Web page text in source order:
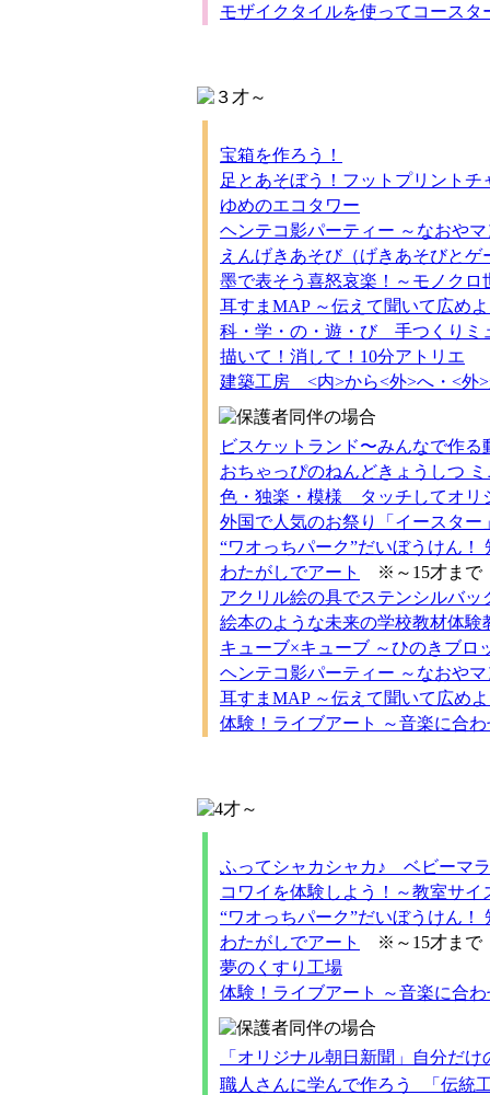
モザイクタイルを使ってコースタ
宝箱を作ろう！
足とあそぼう！フットプリントチ
ゆめのエコタワー
ヘンテコ影パーティー ～なおや
えんげきあそび（げきあそびと
墨で表そう喜怒哀楽！～モノクロ
耳すまMAP ～伝えて聞いて広め
科・学・の・遊・び 手つくりミ
描いて！消して！10分アトリエ
建築工房 <内>から<外>へ・<外
ビスケットランド〜みんなで作る
おちゃっぴのねんどきょうしつ
色・独楽・模様 タッチしてオリ
外国で人気のお祭り「イースター
“ワオっちパーク”だいぼうけん！
わたがしでアート
※～15才まで
アクリル絵の具でステンシルバッ
絵本のような未来の学校教材体験
キューブ×キューブ ～ひのきブロ
ヘンテコ影パーティー ～なおや
耳すまMAP ～伝えて聞いて広め
体験！ライブアート ～音楽に合
ふってシャカシャカ♪ ベビーマ
コワイを体験しよう！～教室サ
“ワオっちパーク”だいぼうけん！
わたがしでアート
※～15才まで
夢のくすり工場
体験！ライブアート ～音楽に合
「オリジナル朝日新聞」自分だ
職人さんに学んで作ろう 「伝統